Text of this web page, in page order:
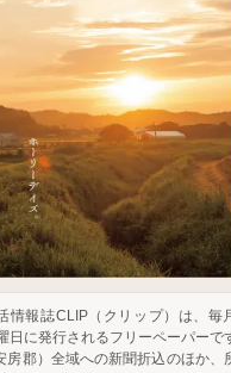
情報誌CLIP（クリップ）は、毎
日に発行されるフリーペーパーで
房郡）全域への新聞折込のほか、